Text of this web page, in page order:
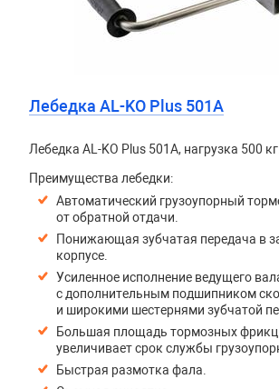
Лебедка AL-KO Plus 501A
Лебедка AL-KO Plus 501A, нагрузка 500 кг.
Преимущества лебедки:
Автоматический грузоупорный
от обратной отдачи.
Понижающая зубчатая передача в
корпусе.
Усиленное исполнение ведущего
с дополнительным подшипником
и широкими шестернями зубчатой
Большая площадь тормозных
увеличивает срок службы
Быстрая размотка фала.